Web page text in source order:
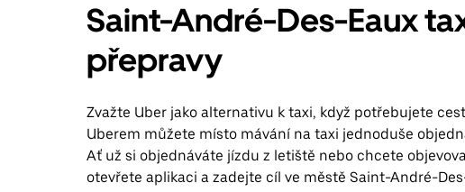
Saint-André-Des-Eaux
přepravy
Zvažte Uber jako alternativu k taxi, když potřebujete
Uberem můžete místo mávání na taxi jednoduše
Ať už si objednáváte jízdu z letiště nebo chcete
otevřete aplikaci a zadejte cíl ve městě Saint-André-